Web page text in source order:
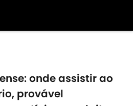
onde assistir ao
provável